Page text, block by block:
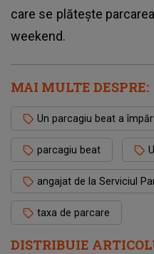
DISTRIBUIE
care se plătește
weekend.
MAI MULTE DESPRE:
Un parcagiu beat a
parcagiu beat
angajat de la Serviciul
taxa de parcare